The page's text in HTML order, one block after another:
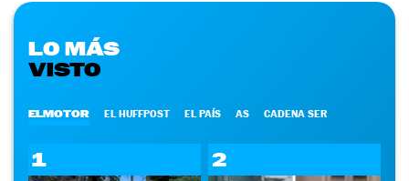
LO MÁS
VISTO
ELMOTOR EL HUFFPOST EL PAÍS AS CADENA SER
1 2